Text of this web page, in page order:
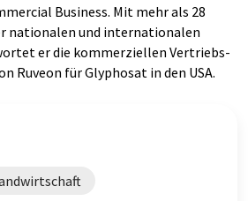
Business. Mit mehr als 28
nationalen und internationalen
er die kommerziellen Vertriebs-
Ruveon für Glyphosat in den USA.